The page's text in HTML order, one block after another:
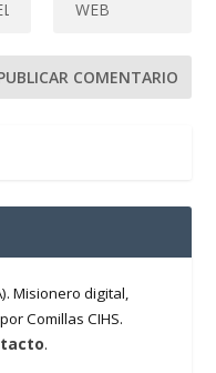
Misionero digital,
Comillas CIHS.
.